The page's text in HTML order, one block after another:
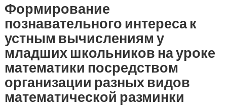
Формирование
познавательного интереса к
устным вычислениям у
младших школьников на уроке
математики посредством
организации разных видов
математической разминки